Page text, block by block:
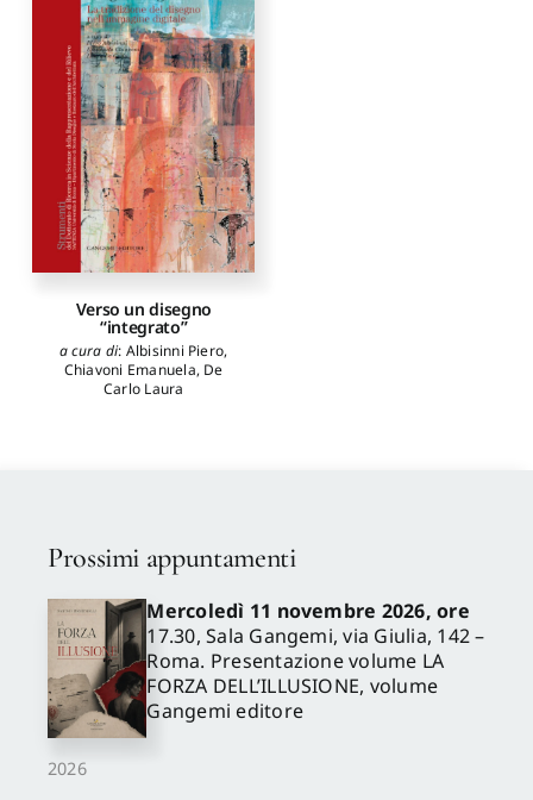
Verso un disegno
“integrato”
a cura di: Albisinni Piero,
Chiavoni Emanuela, De
Carlo Laura
Prossimi appuntamenti
2026
Mercoledì 11 novembre 2026, ore
17.30, Sala Gangemi, via Giulia, 142 –
Roma. Presentazione volume LA
FORZA DELL’ILLUSIONE, volume
Gangemi editore